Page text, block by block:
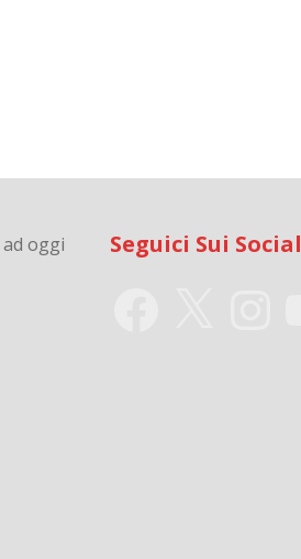
oggi
Seguici Sui Social